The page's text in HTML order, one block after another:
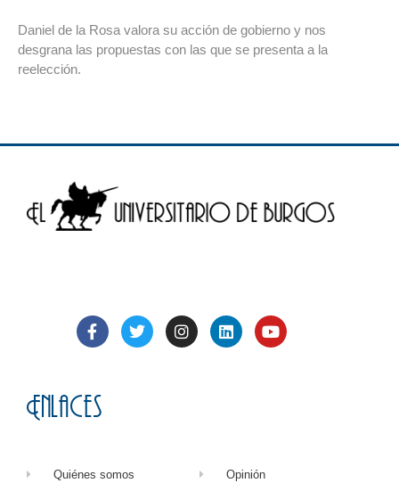
Daniel de la Rosa valora su acción de gobierno y nos
desgrana las propuestas con las que se presenta a la
reelección.
Enlaces
Quiénes somos Opinión